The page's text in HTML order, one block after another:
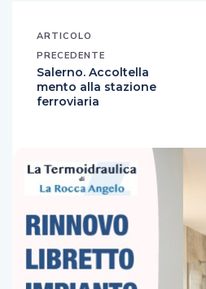
ARTICOLO
PRECEDENTE
Salerno. Accoltella
mento alla stazione
ferroviaria